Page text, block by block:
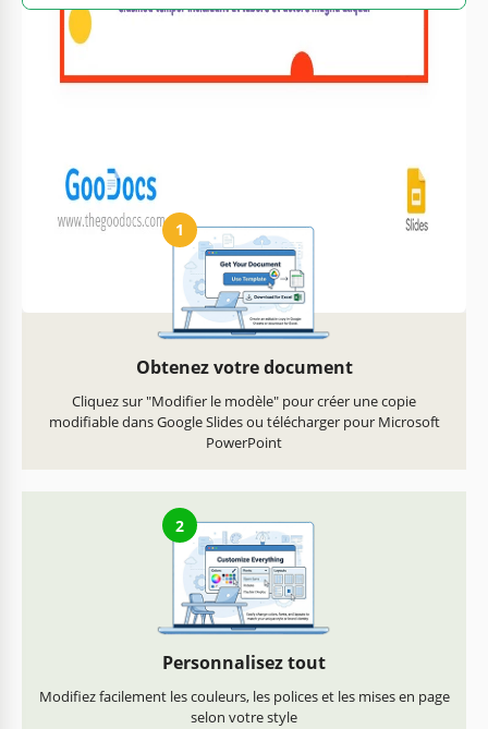
Prêt à imprimer à la maison
Comment utiliser et modifier ce modèle
1
Obtenez votre document
Cliquez sur "Modifier le modèle" pour créer une copie
modifiable dans Google Slides ou télécharger pour Microsoft
PowerPoint
2
Personnalisez tout
Modifiez facilement les couleurs, les polices et les mises en page
selon votre style